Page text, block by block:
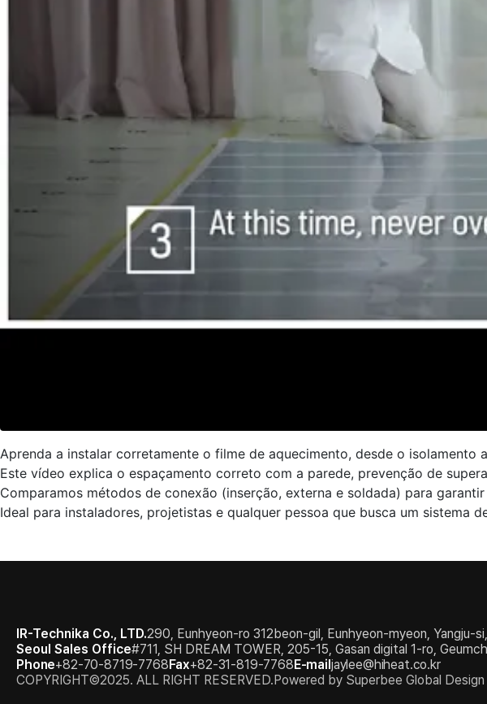
Aprenda a instalar corretamente o filme de aquecimento, desde o isolamento
Este vídeo explica o espaçamento correto com a parede, prevenção de
Comparamos métodos de conexão (inserção, externa e soldada) para
Ideal para instaladores, projetistas e qualquer pessoa que busca um sistema
IR-Technika Co., LTD.290, Eunhyeon-ro 312beon-gil, Eunhyeon-myeon, Yangju-
Seoul Sales Office#711, SH DREAM TOWER, 205-15, Gasan digital 1-ro,
Phone+82-70-8719-7768Fax+82-31-819-7768E-mailjaylee@hiheat.co.kr
COPYRIGHT©2025. ALL RIGHT RESERVED.Powered by Superbee Global Design